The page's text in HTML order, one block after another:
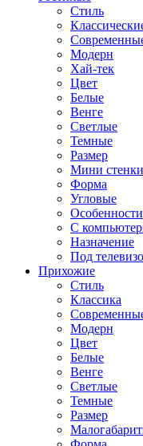
Стиль
Модерн
Хай-тек
Цвет
Белые
Венге
Светлые
Темные
Размер
Мини стенки
Форма
Угловые
Особенности
С
Назначение
Под
Прихожие
Стиль
Классика
Модерн
Цвет
Белые
Венге
Светлые
Темные
Размер